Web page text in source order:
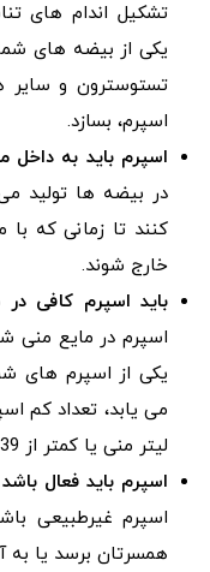
تشکیل اندام های
یکی از بیضه های
تستوسترون و سایر
اسپرم، بسازد.
اسپرم باید به
در بیضه ها تولید
کنند تا زمانی که
خارج شوند.
باید اسپرم کافی
اسپرم در مایع منی
یکی از اسپرم های
لیتر منی یا کمتر از 39 میلیون در هر انزال است.
اسپرم باید فعال
اسپرم غیرطبیعی
همسرتان برسد یا به